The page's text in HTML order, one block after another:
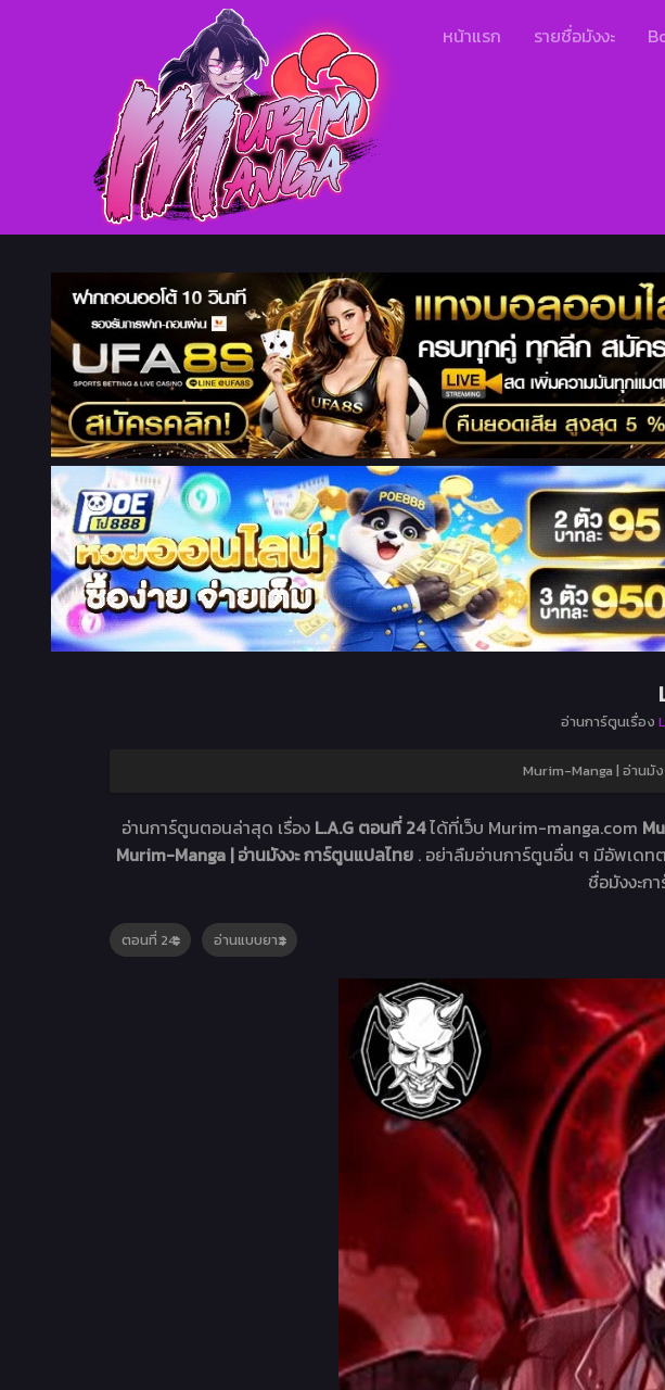
หน้าแรก รายชื่อมังงะ
อ่านการ์ตูนเรื่อง
Murim-Manga | อ่านมั
อ่านการ์ตูนตอนล่าสุด เรื่อง L.A.G ตอนที่ 24ได้ที่เว็บ Murim-manga.com
Murim-Manga | อ่านมังงะ การ์ตูนแปลไทย . อย่าลืมอ่านการ์ตูนอื่น ๆ มีอัพเดท
ชื่อมังงะก